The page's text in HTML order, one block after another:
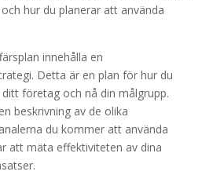
hur du planerar att använda
innehålla en
Detta är en plan för hur du
företag och nå din målgrupp.
beskrivning av de olika
du kommer att använda
att mäta effektiviteten av dina